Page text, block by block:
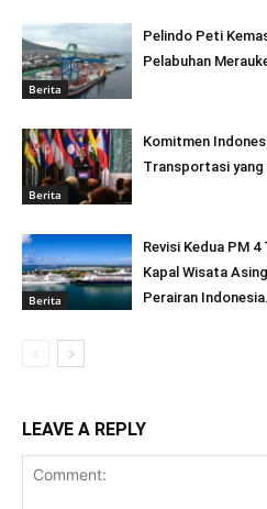
Berita
Pelindo Peti
Pelabuhan
Berita
Komitmen
Transportasi yang
Berita
Revisi Kedua PM
Kapal Wisata
Perairan Indonesia.
LEAVE A REPLY